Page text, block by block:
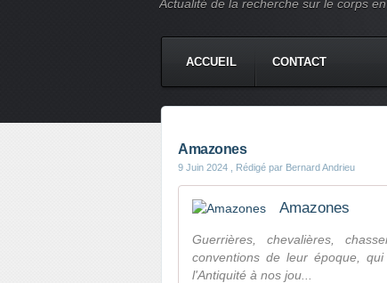
Actualité de la recherche sur le corps
ACCUEIL CONTACT
Amazones
9 Juin 2024 , Rédigé par Bernard Andrieu
Amazones
Guerrières, chevalières,
conventions de leur époque,
l'Antiquité à nos jou...